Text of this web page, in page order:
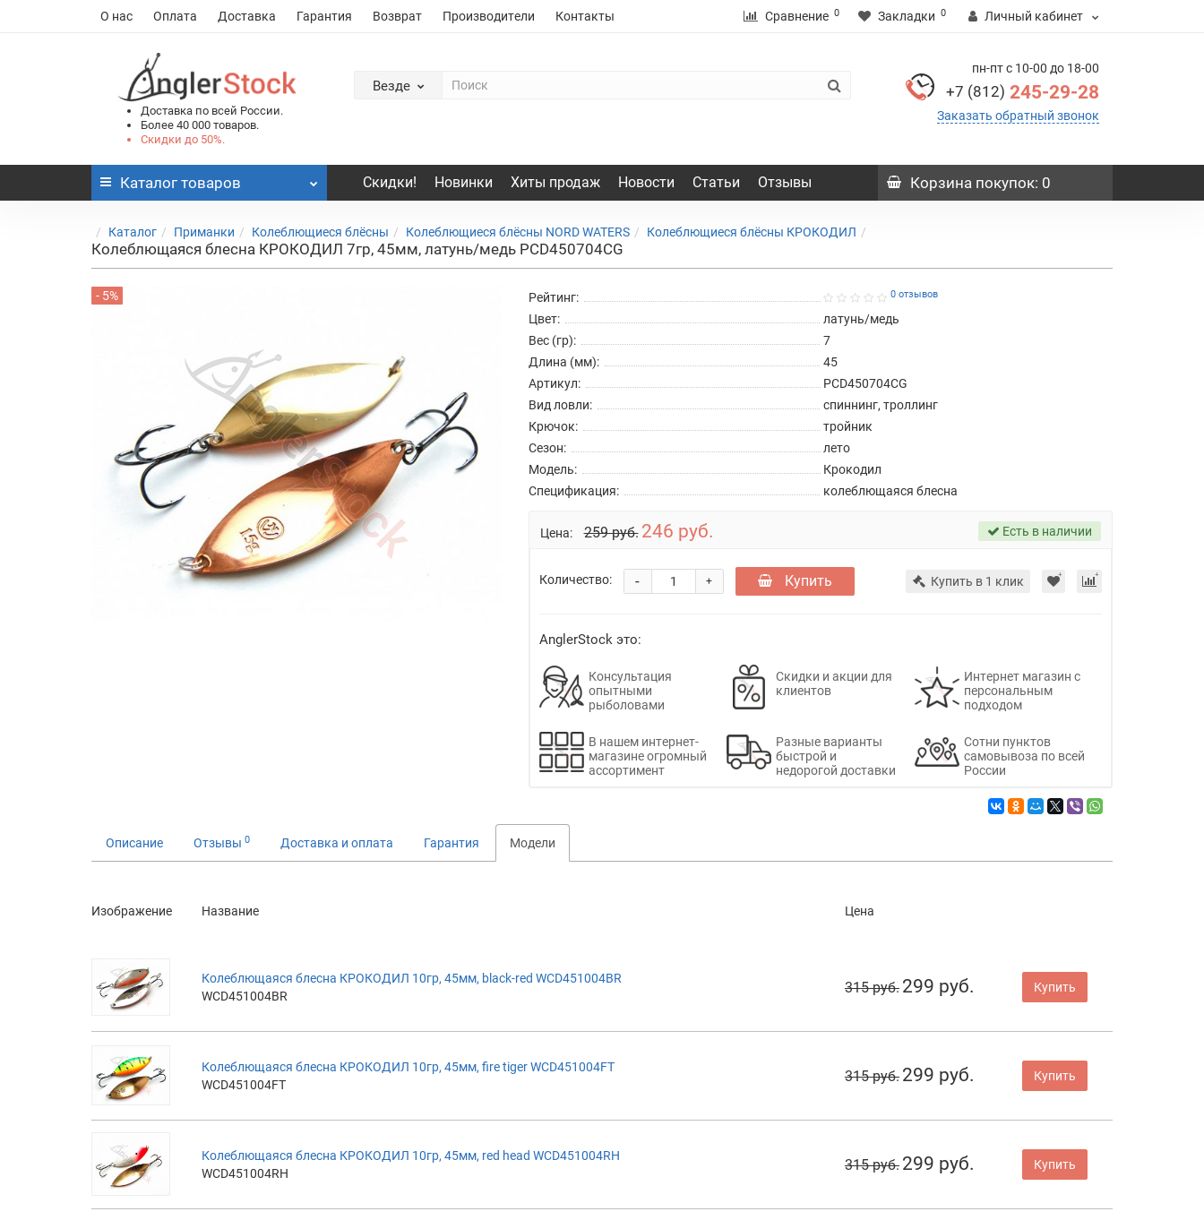
О нас Оплата Доставка Гарантия Возврат Производители Контакты Сравнение 0 Закладки 0 Личный кабинет
Доставка по всей России.
Более 40 000 товаров.
Скидки до 50%.
Везде
пн-пт с 10-00 до 18-00
+7 (812) 245-29-28
Заказать обратный звонок
Каталог товаров Скидки! Новинки Хиты продаж Новости Статьи Отзывы Корзина покупок: 0
Каталог Приманки Колеблющиеся блёсны Колеблющиеся блёсны NORD WATERS Колеблющиеся блёсны КРОКОДИЛ
Колеблющаяся блесна КРОКОДИЛ 7гр, 45мм, латунь/медь PCD450704CG
- 5% Рейтинг: 0 отзывов
Цвет:
латунь/медь
Вес (гр):
7
Длина (мм):
45
Артикул:
PCD450704CG
Вид ловли:
спиннинг, троллинг
Крючок:
тройник
Сезон:
лето
Модель:
Крокодил
Спецификация:
колеблющаяся блесна
Цена: 259 руб. 246 руб. Есть в наличии
Количество: +
- Купить Купить в 1 клик
AnglerStock это:
Консультация
опытными
рыболовами
Скидки и акции для
клиентов
Интернет магазин с
персональным
подходом
В нашем интернет-
магазине огромный
ассортимент
Разные варианты
быстрой и
недорогой доставки
Сотни пунктов
самовывоза по всей
России
Описание Отзывы 0 Доставка и оплата Гарантия Модели
Изображение Название Цена
Колеблющаяся блесна КРОКОДИЛ 10гр, 45мм, black-red WCD451004BR
WCD451004BR
315 руб. 299 руб. Купить
Колеблющаяся блесна КРОКОДИЛ 10гр, 45мм, fire tiger WCD451004FT
WCD451004FT
315 руб. 299 руб. Купить
Колеблющаяся блесна КРОКОДИЛ 10гр, 45мм, red head WCD451004RH
WCD451004RH
315 руб. 299 руб. Купить